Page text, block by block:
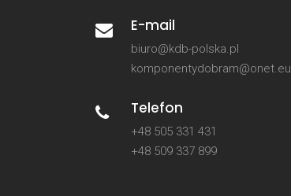
E-mail
biuro@kdb-polska.pl
komponentydobram@onet.eu
Telefon
+48 505 331 431
+48 509 337 899